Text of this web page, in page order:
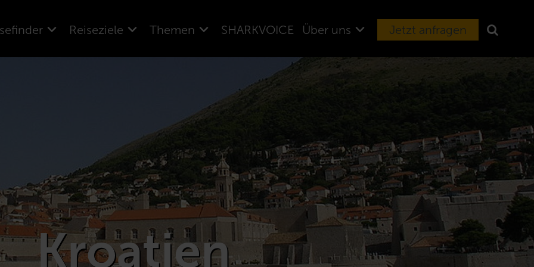
Reiseziele Themen SHARKVOICE Über uns Jetzt anfragen
Kroatien